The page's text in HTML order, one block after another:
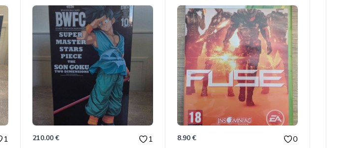
1 210.00 € 1 8.90 € 0